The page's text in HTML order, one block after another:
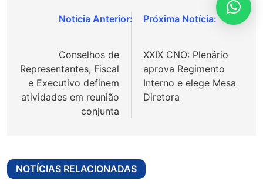
Navegação
Post
Conselhos de
Representantes, Fiscal
e Executivo definem
atividades em reunião
conjunta
XXIX CNO: Plenário
aprova Regimento
Interno e elege Mesa
Diretora
NOTÍCIAS RELACIONADAS